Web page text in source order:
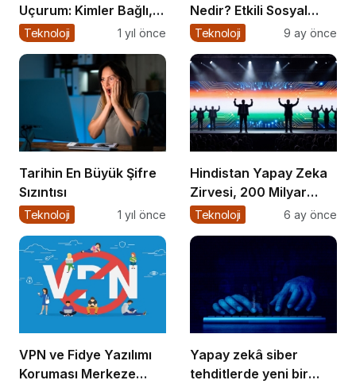
Uçurum: Kimler Bağlı,
Kimler Dışarıda
Teknoloji 1 yıl önce
Nedir? Etkili Sosyal
Medya Yönetimi İçin 10
Teknoloji 9 ay önce
Tarihin En Büyük Şifre
Sızıntısı
Teknoloji 1 yıl önce
Hindistan Yapay Zeka
Zirvesi, 200 Milyar
Dolar ve El Tutuşmayan
Teknoloji 6 ay önce
VPN ve Fidye Yazılımı
Koruması Merkeze
Yapay zekâ siber
tehditlerde yeni bir